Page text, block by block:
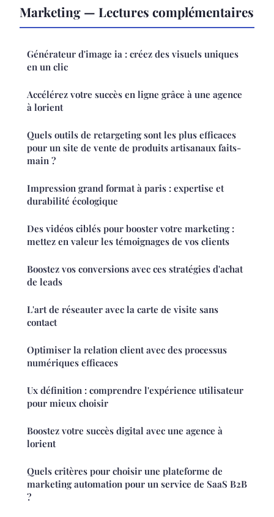
Marketing — Lectures complémentaires
Générateur d'image ia : créez des visuels uniques
en un clic
Accélérez votre succès en ligne grâce à une agence
à lorient
Quels outils de retargeting sont les plus efficaces
pour un site de vente de produits artisanaux faits-
main ?
Impression grand format à paris : expertise et
durabilité écologique
Des vidéos ciblés pour booster votre marketing :
mettez en valeur les témoignages de vos clients
Boostez vos conversions avec ces stratégies d'achat
de leads
L'art de réseauter avec la carte de visite sans
contact
Optimiser la relation client avec des processus
numériques efficaces
Ux définition : comprendre l'expérience utilisateur
pour mieux choisir
Boostez votre succès digital avec une agence à
lorient
Quels critères pour choisir une plateforme de
marketing automation pour un service de SaaS B2B
?